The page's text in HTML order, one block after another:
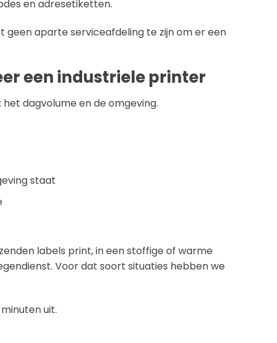
en adresetiketten.
geen aparte serviceafdeling te zijn om er een
een industriele printer
dagvolume en de omgeving.
staat
labels print, in een stoffige of warme
Voor dat soort situaties hebben we
uit.